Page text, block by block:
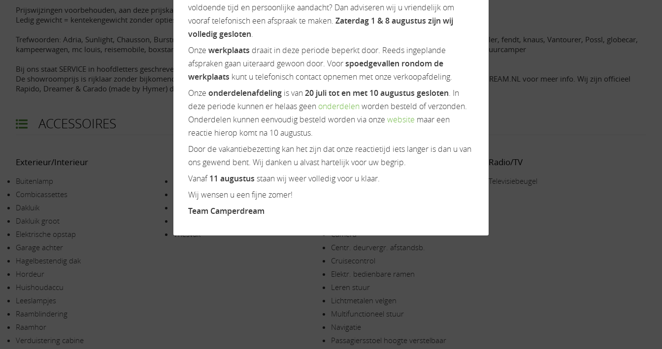
Prijswijzingen voorbehouden, aan deze prijskaart kunnen geen rechten worden ontleend.
Ledig gewicht = kentekengewicht zonder opties en accessoires.
Trefwoorden: Adria, Sunlight, Chausson, Burstner, Possl, Buscamper, weinsberg, twin, carado, half integraal, hymer, frankia, hobby, lmc, roller, fendt, knaus, Vantourer, Possl, globecar,
kampeerwagen, mc louis, reisemobile, boxstar, dethleffs, globebus, 2 win, camper, wohnmobil, euramobil, fiat, vakantie, camperverhuur, huurcamper
Bij ons staat SERVICE in hoofdletters geschreven.
De showroomprijs is rijklaar zonder bijkomende kosten en inclusief bovaggarantie tenzij anders vermeld. Zie onze website WWW.CAMPERDREAM.NL voor meer info. Wij zijn officieel
Rapido, Dreamer & Carado (made by Hymer) dealer.
ACCESSOIRES
Exterieur/Interieur
Buitenlamp
Combicassettes
Dakluik
Dakluik groot
Elektrische opstap
Garage achter
Hagelbestendig dak
Hordeur
Huishoudaccu
Leeslampjes
Raamblindering
Raamhor
Verduistering cabine
Keuken
Boiler
Gascomfoor
Koelkast
Vriesvak
Onderstel/cabine
Achteruitrijcamera
Camera
Centr. deurvergr. afstandsb.
Cruisecontrol
Elektr. bedienbare ramen
Leren stuur
Lichtmetalen velgen
Multifunctioneel stuur
Navigatie
Passagiersstoel hoogte verstelbaar
Radio/TV
Televisiebeugel
voldoende tijd en persoonlijke aandacht? Dan adviseren wij u vriendelijk om
vooraf telefonisch een afspraak te maken. Zaterdag 1 & 8 augustus zijn wij
volledig gesloten.
Onze werkplaats draait in deze periode beperkt door. Reeds ingeplande
afspraken gaan uiteraard gewoon door. Voorspoedgevallen rondom de
werkplaats kunt u telefonisch contact opnemen met onze verkoopafdeling.
Onze onderdelenafdeling is van 20 juli tot en met 10 augustus gesloten. In
deze periode kunnen er helaas geen onderdelen worden besteld of verzonden.
Onderdelen kunnen eenvoudig besteld worden via onze website maar een
reactie hierop komt na 10 augustus.
Door de vakantiebezetting kan het zijn dat onze reactietijd iets langer is dan u van
ons gewend bent. Wij danken u alvast hartelijk voor uw begrip.
Vanaf11 augustus staan wij weer volledig voor u klaar.
Wij wensen u een fijne zomer!
Team Camperdream